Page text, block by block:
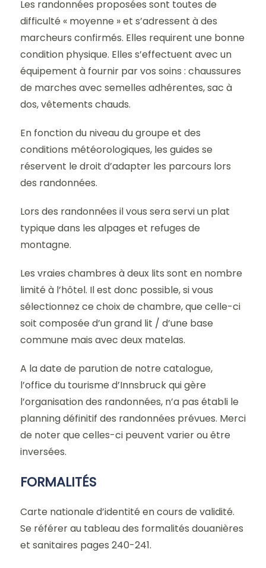
Les randonnées proposées sont toutes de
difficulté « moyenne » et s’adressent à des
marcheurs confirmés. Elles requirent une bonne
condition physique. Elles s’effectuent avec un
équipement à fournir par vos soins : chaussures
de marches avec semelles adhérentes, sac à
dos, vêtements chauds.
En fonction du niveau du groupe et des
conditions météorologiques, les guides se
réservent le droit d’adapter les parcours lors
des randonnées.
Lors des randonnées il vous sera servi un plat
typique dans les alpages et refuges de
montagne.
Les vraies chambres à deux lits sont en nombre
limité à l’hôtel. Il est donc possible, si vous
sélectionnez ce choix de chambre, que celle-ci
soit composée d’un grand lit / d’une base
commune mais avec deux matelas.
A la date de parution de notre catalogue,
l’office du tourisme d’Innsbruck qui gère
l’organisation des randonnées, n’a pas établi le
planning définitif des randonnées prévues. Merci
de noter que celles-ci peuvent varier ou être
inversées.
FORMALITÉS
Carte nationale d’identité en cours de validité.
Se référer au tableau des formalités douanières
et sanitaires pages 240-241.